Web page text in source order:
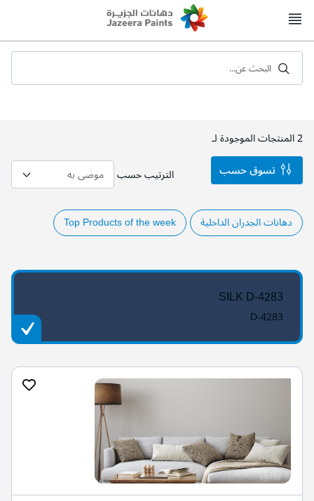
to
البحث عن...
2المنتجات الموجودة لـ
الترتيب حسب
دهانات الجدران الداخلية Top Products of the week
SILK D-4283
D-4283
تسوق حسب